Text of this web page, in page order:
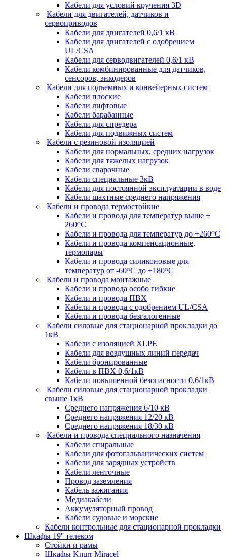
Кабели для условий кручения 3D
Кабели для двигателей, датчиков и
сервоприводов
Кабели для двигателей 0,6/1 кВ
Кабели для двигателей с одобрением
UL/CSA
Кабели для серводвигателей 0,6/1 кВ
Кабели комбинированные для датчиков,
cенсоров, энкодеров
Кабели для подъемных и конвейерных систем
Кабели плоские
Кабели лифтовые
Кабели барабанные
Кабели для спредера
Кабели для подвижных систем
Кабели с резиновой изоляцией
Кабели для нормальных, средних нагрузок
Кабели для тяжелых нагрузок
Кабели сварочные
Кабели специальные 3кВ
Кабели для постоянной эксплуатации в воде
Кабели шахтные среднего напряжения
Кабели и провода термостойкие
Кабели и провода для температур выше +
260ᴼС
Кабели и провода для температур до +260ᴼС
Кабели и провода компенсационные,
термопары
Кабели и провода силиконовые для
температур от -60ᴼC до +180ᴼС
Кабели и провода монтажные
Кабели и провода особо гибкие
Кабели и провода ПВХ
Кабели и провода с одобрением UL/CSA
Кабели и провода безгалогенные
Кабели силовые для стационарной прокладки до
1кВ
Кабели c изоляцией XLPE
Кабели для воздушных линий передач
Кабели бронированные
Кабели в ПВХ 0,6/1кВ
Кабели повышенной безопасности 0,6/1кВ
Кабели силовые для стационарной прокладки
свыше 1кВ
Среднего напряжения 6/10 кВ
Среднего напряжения 12/20 кВ
Среднего напряжения 18/30 кВ
Кабели и провода специального назначения
Кабели спиральные
Кабели для фотогальванических систем
Кабели для зарядных устройств
Кабели ленточные
Провод заземления
Кабель зажигания
Медиакабели
Аккумуляторный провод
Кабели судовые и морские
Кабели контрольные для стационарной прокладки
Шкафы 19'' телеком
Стойки и рамы
Шкафы Knurr Miracel